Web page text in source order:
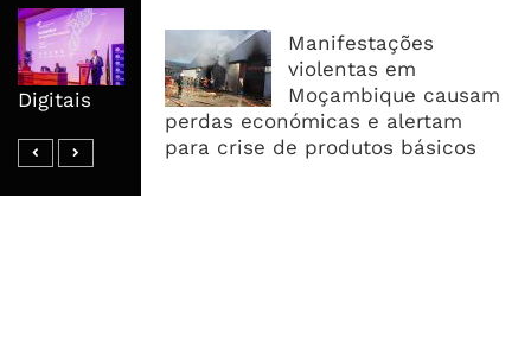
Manifestações
violentas em
Moçambique causam
perdas económicas e alertam
para crise de produtos básicos
Banda Larga Para Orientar
Investimento e Reduzir Assimetrias
Digitais